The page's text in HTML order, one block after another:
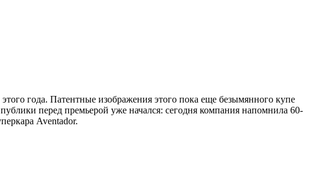
года. Патентные изображения этого пока еще безымянного купе
перед премьерой уже начался: сегодня компания напомнила 60-
Aventador.